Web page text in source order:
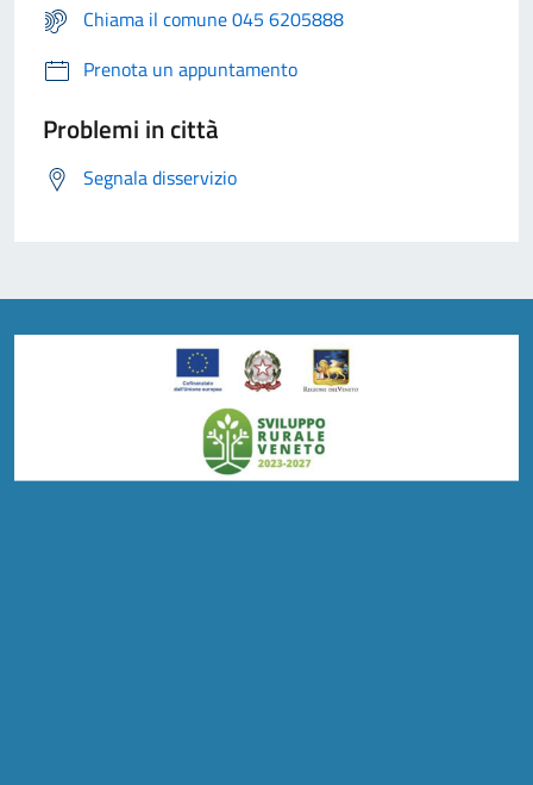
Chiama il comune 045 6205888
Prenota un appuntamento
Problemi in città
Segnala disservizio